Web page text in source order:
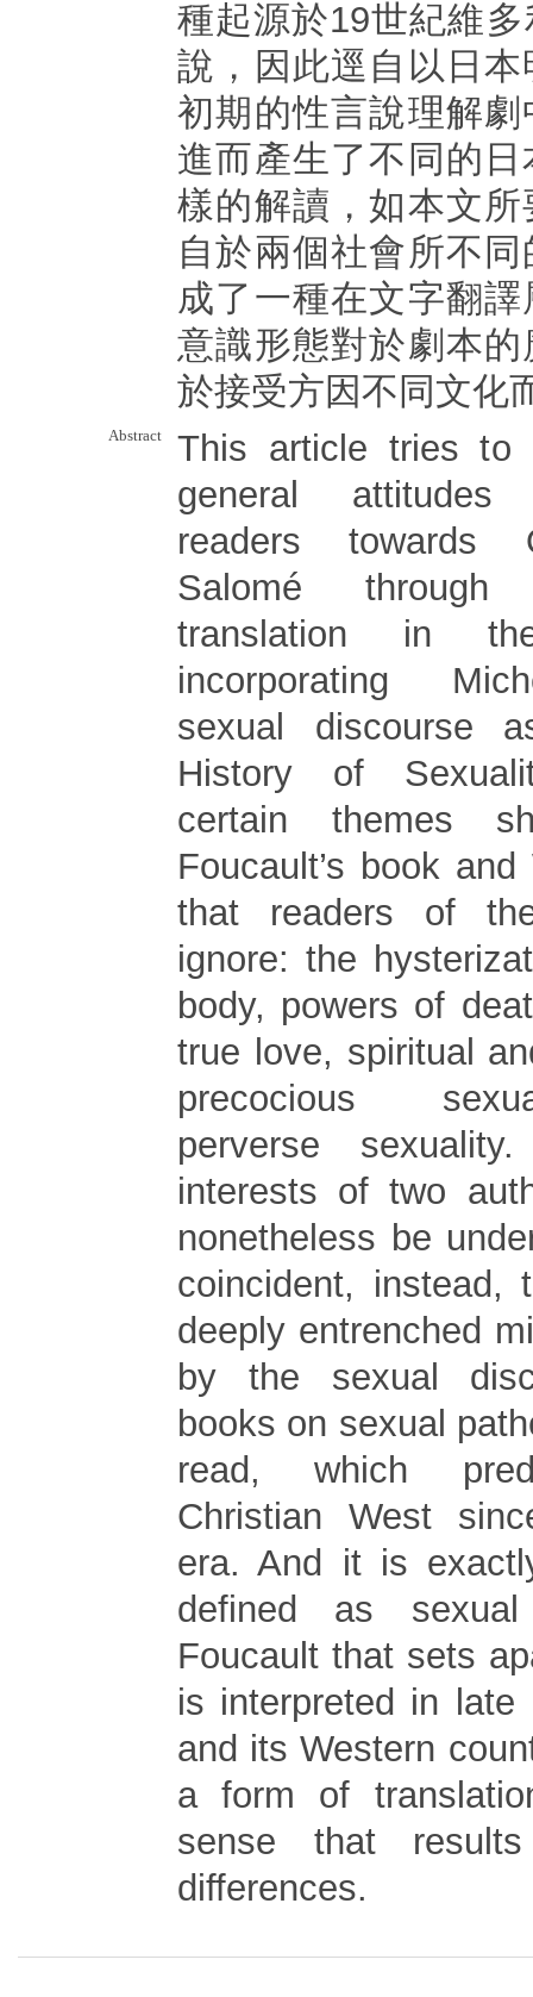
種起源於19世紀維
說，因此逕自以日
初期的性言說理解
進而產生了不同的
樣的解讀，如本文
自於兩個社會所不
成了一種在文字翻
意識形態對於劇本
於接受方因不同文化
Abstract
This article tries to
general
readers towards
Salomé through
translation in
incorporating
sexual discourse
History of
certain themes
Foucault’s book and
that readers of
ignore: the
body, powers of
true love, spiritual
precocious
perverse
interests of two
nonetheless be
coincident, instead,
deeply entrenched
by the sexual
books on sexual
read, which
Christian West
era. And it is
defined as
Foucault that sets
is interpreted in late
and its Western
a form of
sense that
differences.